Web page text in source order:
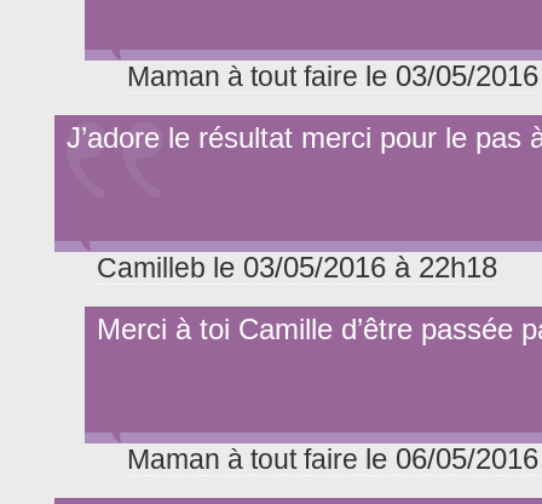
Maman à tout faire le 03/05/
J’adore le résultat merci pour le pas
Camilleb le 03/05/2016 à 22h18
Merci à toi Camille d’être passée
Maman à tout faire le 06/05/